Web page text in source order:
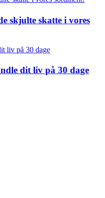
skjulte skatte i vores
dit liv på 30 dage